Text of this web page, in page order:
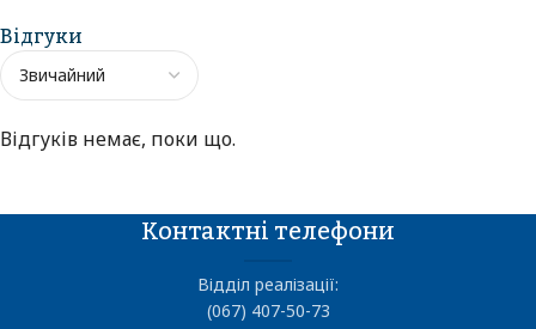
Відгуки
Відгуків немає, поки що.
Контактні телефони
Відділ реалізації:
(067) 407-50-73